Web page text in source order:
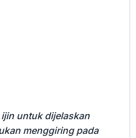
untuk dijelaskan
menggiring pada